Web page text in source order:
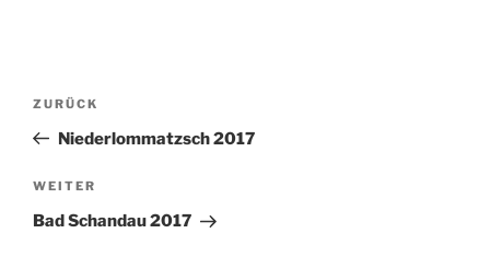
Beitragsnavigation
Vorheriger
Beitrag
ZURÜCK
Niederlommatzsch 2017
Nächster
Beitrag
WEITER
Bad Schandau 2017